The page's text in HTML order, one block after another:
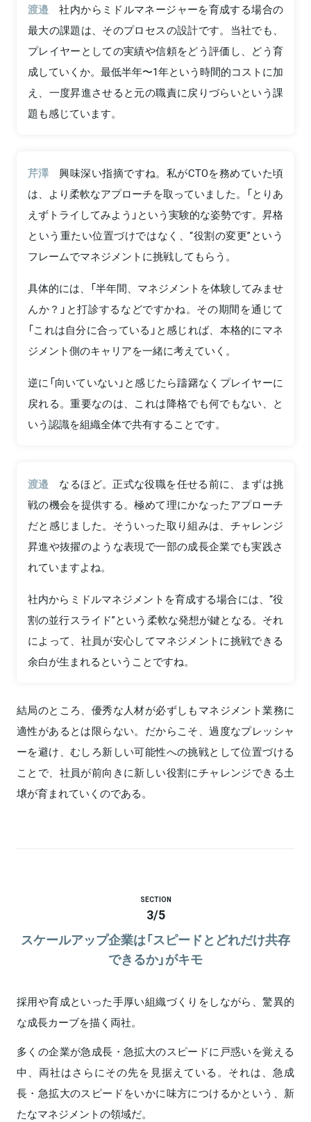
渡邉
社内からミドルマネージャーを育成する場合の
最大の課題は、そのプロセスの設計です。当社でも、
プレイヤーとしての実績や信頼をどう評価し、どう育
成していくか。最低半年〜1年という時間的コストに加
え、一度昇進させると元の職責に戻りづらいという課
題も感じています。
芹澤
興味深い指摘ですね。私がCTOを務めていた頃
は、より柔軟なアプローチを取っていました。「とりあ
えずトライしてみよう」という実験的な姿勢です。昇格
という重たい位置づけではなく、“役割の変更”という
フレームでマネジメントに挑戦してもらう。
具体的には、「半年間、マネジメントを体験してみませ
んか？」と打診するなどですかね。その期間を通じて
「これは自分に合っている」と感じれば、本格的にマネ
ジメント側のキャリアを一緒に考えていく。
逆に「向いていない」と感じたら躊躇なくプレイヤーに
戻れる。重要なのは、これは降格でも何でもない、と
いう認識を組織全体で共有することです。
渡邉
なるほど。正式な役職を任せる前に、まずは挑
戦の機会を提供する。極めて理にかなったアプローチ
だと感じました。そういった取り組みは、チャレンジ
昇進や抜擢のような表現で一部の成長企業でも実践さ
れていますよね。
社内からミドルマネジメントを育成する場合には、“役
割の並行スライド”という柔軟な発想が鍵となる。それ
によって、社員が安心してマネジメントに挑戦できる
余白が生まれるということですね。
結局のところ、優秀な人材が必ずしもマネジメント業務に
適性があるとは限らない。だからこそ、過度なプレッシャ
ーを避け、むしろ新しい可能性への挑戦として位置づける
ことで、社員が前向きに新しい役割にチャレンジできる土
壌が育まれていくのである。
SECTION
3/5
スケールアップ企業は「スピードとどれだけ共存
できるか」がキモ
採用や育成といった手厚い組織づくりをしながら、驚異的
な成長カーブを描く両社。
多くの企業が急成長・急拡大のスピードに戸惑いを覚える
中、両社はさらにその先を見据えている。それは、急成
長・急拡大のスピードをいかに味方につけるかという、新
たなマネジメントの領域だ。